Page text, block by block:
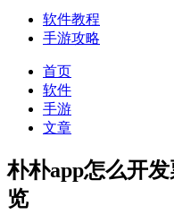
软件教程
手游攻略
首页
软件
手游
文章
朴朴app怎么开
览